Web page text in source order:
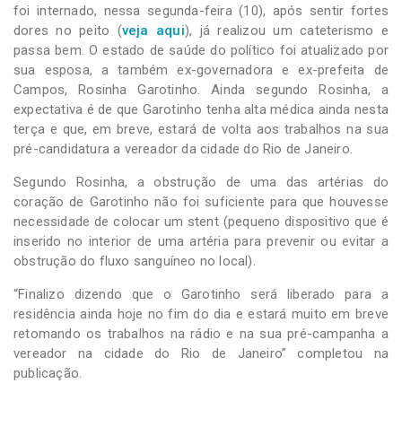
foi internado, nessa segunda-feira (10), após sentir fortes
dores no peito (veja aqui), já realizou um cateterismo e
passa bem. O estado de saúde do político foi atualizado por
sua esposa, a também ex-governadora e ex-prefeita de
Campos, Rosinha Garotinho. Ainda segundo Rosinha, a
expectativa é de que Garotinho tenha alta médica ainda nesta
terça e que, em breve, estará de volta aos trabalhos na sua
pré-candidatura a vereador da cidade do Rio de Janeiro.
Segundo Rosinha, a obstrução de uma das artérias do
coração de Garotinho não foi suficiente para que houvesse
necessidade de colocar um stent (pequeno dispositivo que é
inserido no interior de uma artéria para prevenir ou evitar a
obstrução do fluxo sanguíneo no local).
“Finalizo dizendo que o Garotinho será liberado para a
residência ainda hoje no fim do dia e estará muito em breve
retomando os trabalhos na rádio e na sua pré-campanha a
vereador na cidade do Rio de Janeiro” completou na
publicação.